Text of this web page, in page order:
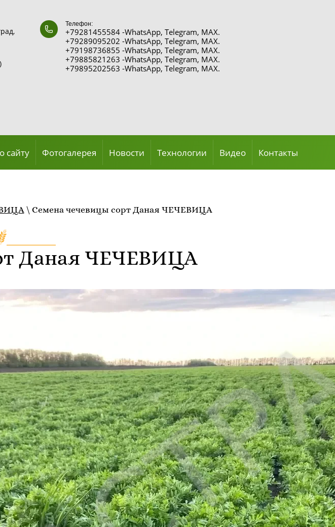
Телефон:
+79281455584 -WhatsApp, Telegram, MAX.
+79289095202 -WhatsApp, Telegram, MAX.
+79198736855 -WhatsApp, Telegram, MAX.
+79885821263 -WhatsApp, Telegram, MAX.
+79895202563 -WhatsApp, Telegram, MAX.
сайту Фотогалерея Новости Технологии Видео Контакты
\ Семена чечевицы сорт Даная ЧЕЧЕВИЦА
Даная ЧЕЧЕВИЦА